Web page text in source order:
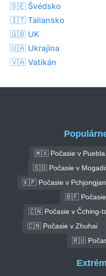
🇸🇪 Švédsko
🇮🇹 Taliansko
🇬🇧 UK
🇺🇦 Ukrajina
🇻🇦 Vatikán
🇲🇽 Počasie v Puebla
🇸🇴 Počasie v
🇰🇵 Počasie v
🇧🇫 Počasie
🇨🇳 Počasie v Čching-
🇨🇳 Počasie v Zhuhai
🇷🇺